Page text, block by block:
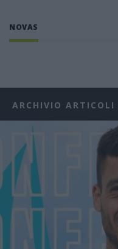
NOVAS
ARCHIVIO